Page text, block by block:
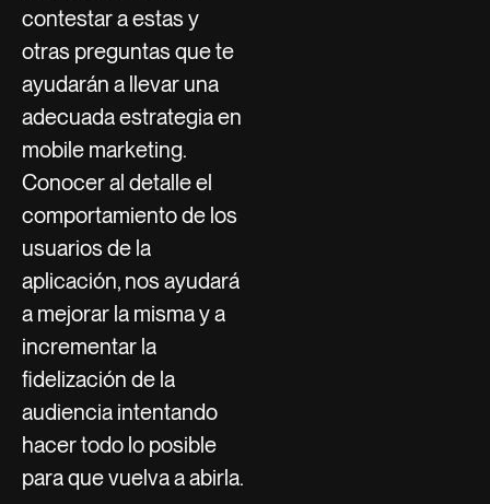
contestar a estas y
otras preguntas que te
ayudarán a llevar una
adecuada estrategia en
mobile marketing.
Conocer al detalle el
comportamiento de los
usuarios de la
aplicación, nos ayudará
a mejorar la misma y a
incrementar la
fidelización de la
audiencia intentando
hacer todo lo posible
para que vuelva a abirla.